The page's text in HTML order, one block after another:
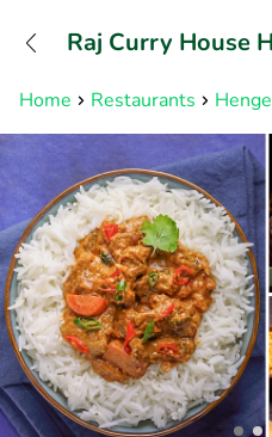
Home Restaurants
Raj Curry House